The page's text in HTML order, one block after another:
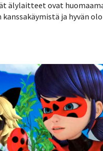
älylaitteet ovat
ja hyvän